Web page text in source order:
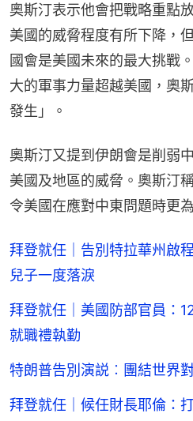
奧斯汀表示他會把戰略重點
美國的威脅程度有所下降，
國會是美國未來的最大挑戰
大的軍事力量超越美國，奧
發生」。
奧斯汀又提到伊朗會是削弱
美國及地區的威脅。奧斯汀
令美國在應對中東問題時更
拜登就任｜告別特拉華州啟
兒子一度落淚
拜登就任｜美國防部官員：
就職禮執勤
特朗普告別演説︰團結世界
拜登就任｜候任財長耶倫：